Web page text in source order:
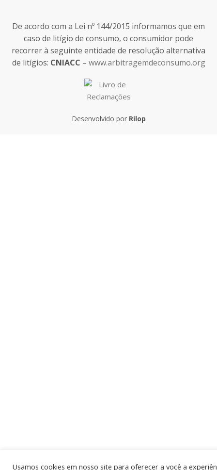
Usamos cookies em nosso site para oferecer a você a
De acordo com a Lei nº 144/2015 informamos que em
caso de litígio de consumo, o consumidor pode
recorrer à seguinte entidade de resolução alternativa
de litígios: CNIACC – www.arbitragemdeconsumo.org
Desenvolvido por Rilop